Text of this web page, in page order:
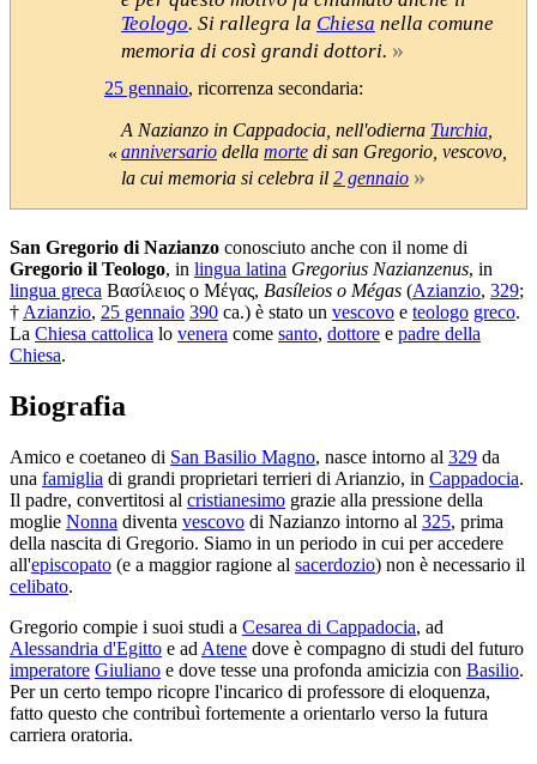
Teologo. Si rallegra la Chiesa nella comune
memoria di così grandi dottori. »
25 gennaio, ricorrenza secondaria:
«
A Nazianzo in Cappadocia, nell'odierna Turchia,
anniversario della morte di san Gregorio, vescovo,
la cui memoria si celebra il 2 gennaio »
San Gregorio di Nazianzo conosciuto anche con il nome di
Gregorio il Teologo, in lingua latina Gregorius Nazianzenus, in
lingua greca Βασίλειος ο Μέγας, Basíleios o Mégas (Azianzio, 329;
† Azianzio, 25 gennaio 390 ca.) è stato un vescovo e teologo greco.
La Chiesa cattolica lo venera come santo, dottore e padre della
Chiesa.
Biografia
Amico e coetaneo di San Basilio Magno, nasce intorno al 329 da
una famiglia di grandi proprietari terrieri di Arianzio, in Cappadocia.
Il padre, convertitosi al cristianesimo grazie alla pressione della
moglie Nonna diventa vescovo di Nazianzo intorno al 325, prima
della nascita di Gregorio. Siamo in un periodo in cui per accedere
all'episcopato (e a maggior ragione al sacerdozio) non è necessario il
celibato.
Gregorio compie i suoi studi a Cesarea di Cappadocia, ad
Alessandria d'Egitto e ad Atene dove è compagno di studi del futuro
imperatore Giuliano e dove tesse una profonda amicizia con Basilio.
Per un certo tempo ricopre l'incarico di professore di eloquenza,
fatto questo che contribuì fortemente a orientarlo verso la futura
carriera oratoria.